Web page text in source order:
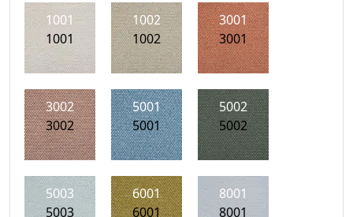
1001
1001
1002
1002
3001
3001
3002
3002
5001
5001
5002
5002
5003
5003
6001
6001
8001
8001